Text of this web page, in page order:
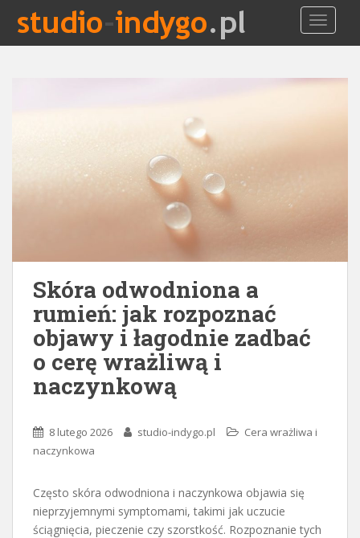
i
Skóra odwodniona a
rumień: jak rozpoznać
objawy i łagodnie zadbać
o cerę wrażliwą i
naczynkową
8 lutego 2026 studio-indygo.pl
Cera wrażliwa i
naczynkowa
Często skóra odwodniona i naczynkowa objawia się
nieprzyjemnymi symptomami, takimi jak uczucie
ściągnięcia, pieczenie czy szorstkość. Rozpoznanie tych